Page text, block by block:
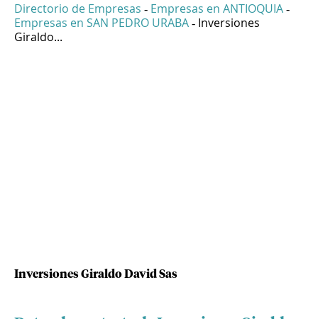
Directorio de Empresas - Empresas en ANTIOQUIA -
Empresas en SAN PEDRO URABA - Inversiones
Giraldo...
Inversiones Giraldo David Sas